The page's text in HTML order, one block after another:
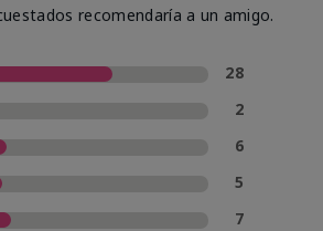
recomendaría a un amigo.
28
2
6
5
7